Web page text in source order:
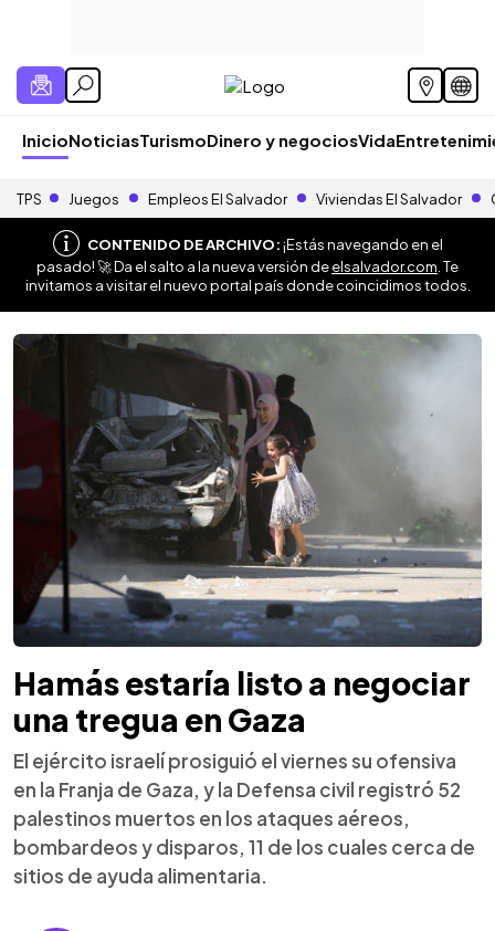
InicioNoticiasTurismoDinero y negociosVida
TPS Juegos Empleos El Salvador Viviendas El Salvador
CONTENIDO DE ARCHIVO:¡Estás navegando en el
pasado! 🚀 Da el salto a la nueva versión deelsalvador.com . Te
invitamos a visitar el nuevo portal país donde coincidimos todos.
Hamás estaría listo a negociar
una tregua en Gaza
El ejército israelí prosiguió el viernes su ofensiva
en la Franja de Gaza, y la Defensa civil registró 52
palestinos muertos en los ataques aéreos,
bombardeos y disparos, 11 de los cuales cerca de
sitios de ayuda alimentaria.